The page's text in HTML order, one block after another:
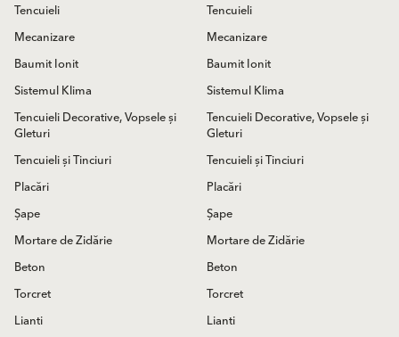
Tencuieli
Mecanizare
Baumit Ionit
Sistemul Klima
Tencuieli Decorative, Vopsele și
Gleturi
Tencuieli și Tinciuri
Placări
Șape
Mortare de Zidărie
Beton
Torcret
Lianti
Tencuieli
Mecanizare
Baumit Ionit
Sistemul Klima
Tencuieli Decorative, Vopsele și
Gleturi
Tencuieli și Tinciuri
Placări
Șape
Mortare de Zidărie
Beton
Torcret
Lianti